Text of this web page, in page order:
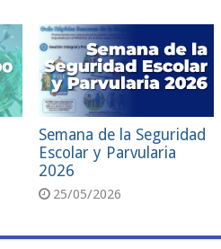
Semana de la Seguridad
Escolar y Parvularia
2026
25/05/2026